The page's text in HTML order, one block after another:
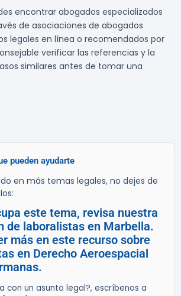
encontrar abogados especializados
de asociaciones de abogados
legales en línea o recomendados por
verificar las referencias y la
similares antes de tomar una
pueden ayudarte
en más temas legales, no dejes de
este tema, revisa nuestra
de laboralistas en Marbella.
más en este recurso sobre
en Derecho Aeroespacial
con un asunto legal?, escríbenos a